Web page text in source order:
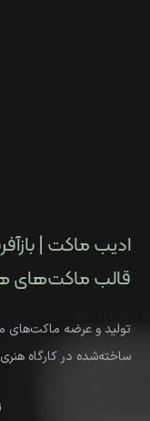
ادیب ماکت |
قالب ماکت‌های
تولید و عرضه ماکت‌های
ساخته‌شده در کارگاه